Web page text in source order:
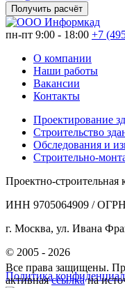
Получить расчёт
пн-пт 9:00 - 18:00 +7
О компании
Наши работы
Вакансии
Контакты
Проектирование
Строительство
Обследования и
Строительно-
Проектно-
ИНН 9705064909 / ОГРН
г. Москва, ул. Ивана
© 2005 - 2026
Политика
Все права защищены.
активнаяссылкана